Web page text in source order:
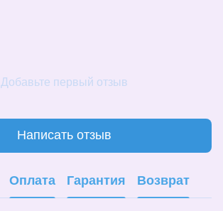
Добавьте первый отзыв
Написать отзыв
Оплата Гарантия Возврат